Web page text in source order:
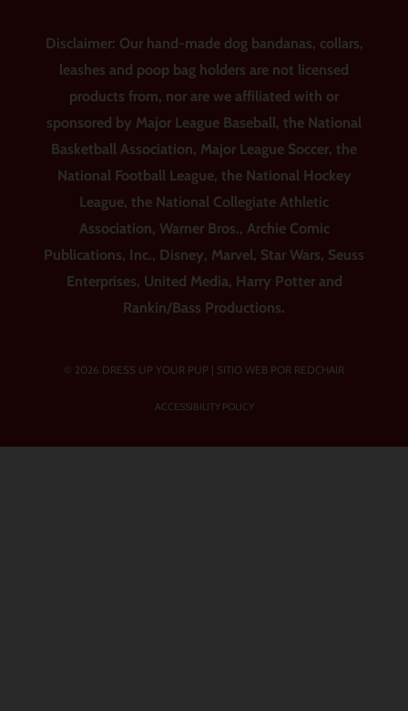
Disclaimer: Our hand-made dog bandanas, collars,
leashes and poop bag holders are not licensed
products from, nor are we affiliated with or
sponsored by Major League Baseball, the National
Basketball Association, Major League Soccer, the
National Football League, the National Hockey
League, the National Collegiate Athletic
Association, Warner Bros., Archie Comic
Publications, Inc., Disney, Marvel, Star Wars, Seuss
Enterprises, United Media, Harry Potter and
Rankin/Bass Productions.
© 2026 DRESS UP YOUR PUP | SITIO WEB POR REDCHAIR
ACCESSIBILITY POLICY